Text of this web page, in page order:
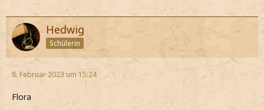
*immer noch genauso wenig sehe, wie vorhin*
Arrrgh!!
*mich resigniert auf den Boden setze und dabei scharf die
schmerzen beginnt*
Hedwig
Schülerin
8. Februar 2023 um 15:24
Flora